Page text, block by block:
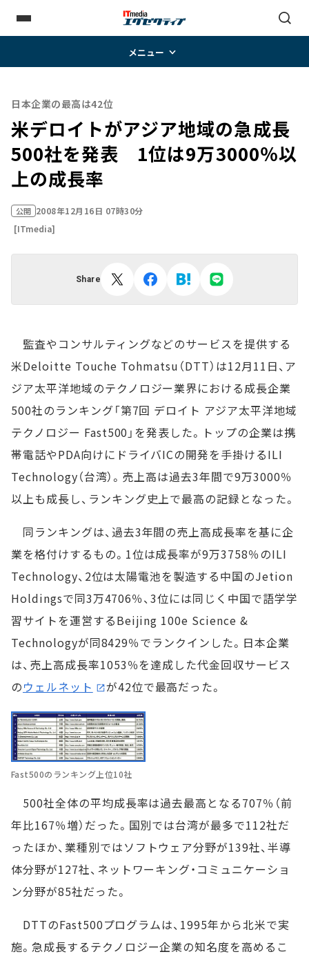
メニュー
日本企業の最高は42位
米デロイトがアジア地域の急成長
500社を発表 1位は9万3000％以
上の成長率
公開 2008年12月16日 07時30分
[ITmedia]
Share
監査やコンサルティングなどのサービスを提供する
米Deloitte Touche Tohmatsu（DTT）は12月11日、ア
ジア太平洋地域のテクノロジー業界における成長企業
500社のランキング「第7回 デロイト アジア太平洋地域
テクノロジー Fast500」を発表した。トップの企業は携
帯電話やPDA向けにドライバICの開発を手掛けるILI
Technology（台湾）。売上高は過去3年間で9万3000％
以上も成長し、ランキング史上で最高の記録となった。
同ランキングは、過去3年間の売上高成長率を基に企
業を格付けするもの。1位は成長率が9万3758％のILI
Technology、2位は太陽電池を製造する中国のJetion
Holdingsで同3万4706％、3位には同じく中国で語学学
習サイトを運営するBeijing 100e Science &
Technologyが同8429％でランクインした。日本企業
は、売上高成長率1053％を達成した代金回収サービス
のウェルネット が42位で最高だった。
Fast500のランキング上位10社
500社全体の平均成長率は過去最高となる707％（前
年比167％増）だった。国別では台湾が最多で112社だ
ったほか、業種別ではソフトウェア分野が139社、半導
体分野が127社、ネットワーキング・コミュニケーショ
ン分野が85社だった。
DTTのFast500プログラムは、1995年から北米で実
施。急成長するテクノロジー企業の知名度を高めるこ